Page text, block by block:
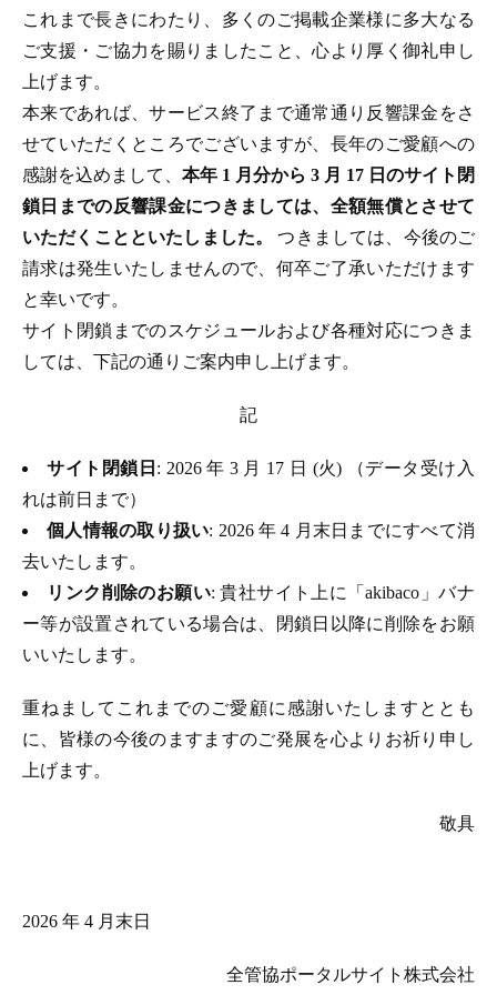
これまで長きにわたり、多くのご掲載企業様に多大なる
ご支援・ご協力を賜りましたこと、心より厚く御礼申し
上げます。
本来であれば、サービス終了まで通常通り反響課金をさ
せていただくところでございますが、長年のご愛顧への
感謝を込めまして、 本年 1 月分から 3 月 17 日のサイト閉
鎖日までの反響課金につきましては、全額無償とさせて
いただくことといたしました。つきましては、今後のご
請求は発生いたしませんので、何卒ご了承いただけます
と幸いです。
サイト閉鎖までのスケジュールおよび各種対応につきま
しては、下記の通りご案内申し上げます。
記
サイト閉鎖日 : 2026 年 3 月 17 日 (火) （データ受け入
れは前日まで）
個人情報の取り扱い: 2026 年 4 月末日までにすべて消
去いたします。
リンク削除のお願い: 貴社サイト上に「akibaco」バナ
ー等が設置されている場合は、閉鎖日以降に削除をお願
いいたします。
重ねましてこれまでのご愛顧に感謝いたしますととも
に、皆様の今後のますますのご発展を心よりお祈り申し
上げます。
敬具
2026 年 4 月末日
全管協ポータルサイト株式会社